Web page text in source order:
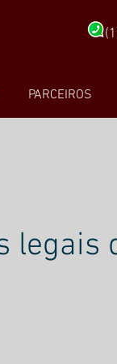
PARCEIROS
legais